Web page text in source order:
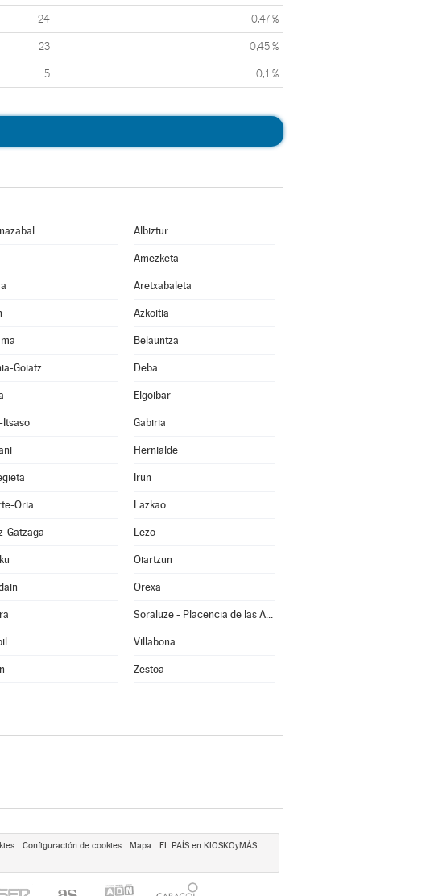
24 0,47 %
23 0,45 %
5 0,1 %
Albiztur
Amezketa
Aretxabaleta
Azkoitia
Belauntza
Goiatz Deba
Elgoibar
Itsaso Gabiria
Hernialde
Irun
Oria Lazkao
Gatzaga Lezo
Oiartzun
Orexa
Soraluze - Placencia de las Armas
Villabona
Zestoa
Configuración de cookies Mapa
EL PAÍS en KIOSKOyMÁS